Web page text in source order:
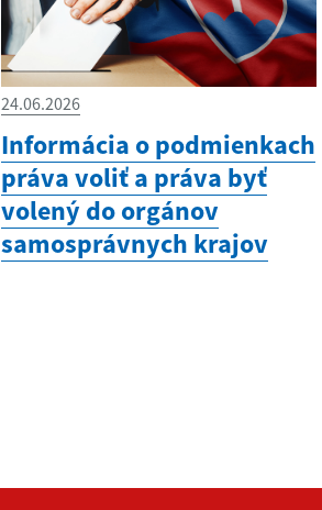
24.06.2026
Informácia o podmienkach
práva voliť a práva byť
volený do orgánov
samosprávnych krajov